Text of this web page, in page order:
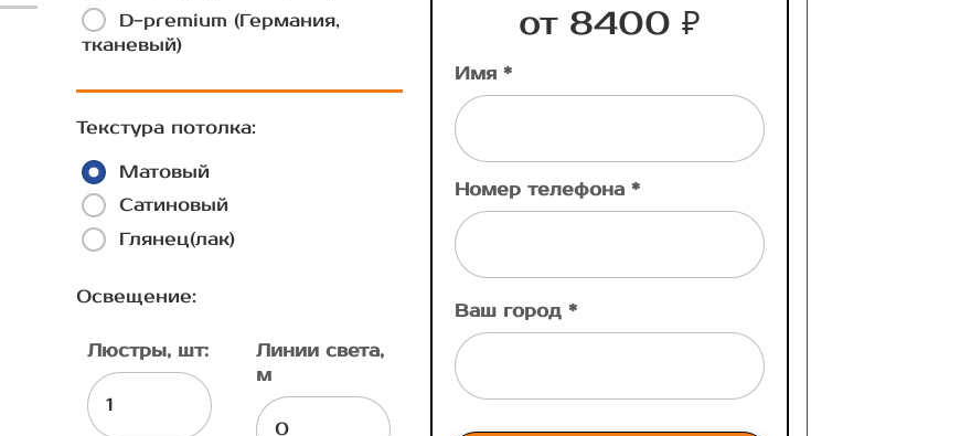
D-premium (Германия,
тканевый)
Текстура потолка:
Матовый
Сатиновый
Глянец(лак)
Освещение:
Люстры, шт:
Линии света,
м
от 8400 ₽
Имя *
Номер телефона *
Ваш город *